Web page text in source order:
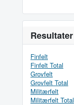
Resultater
Finfelt
Finfelt Total
Grovfelt
Grovfelt Total
Militærfelt
Militærfelt Total